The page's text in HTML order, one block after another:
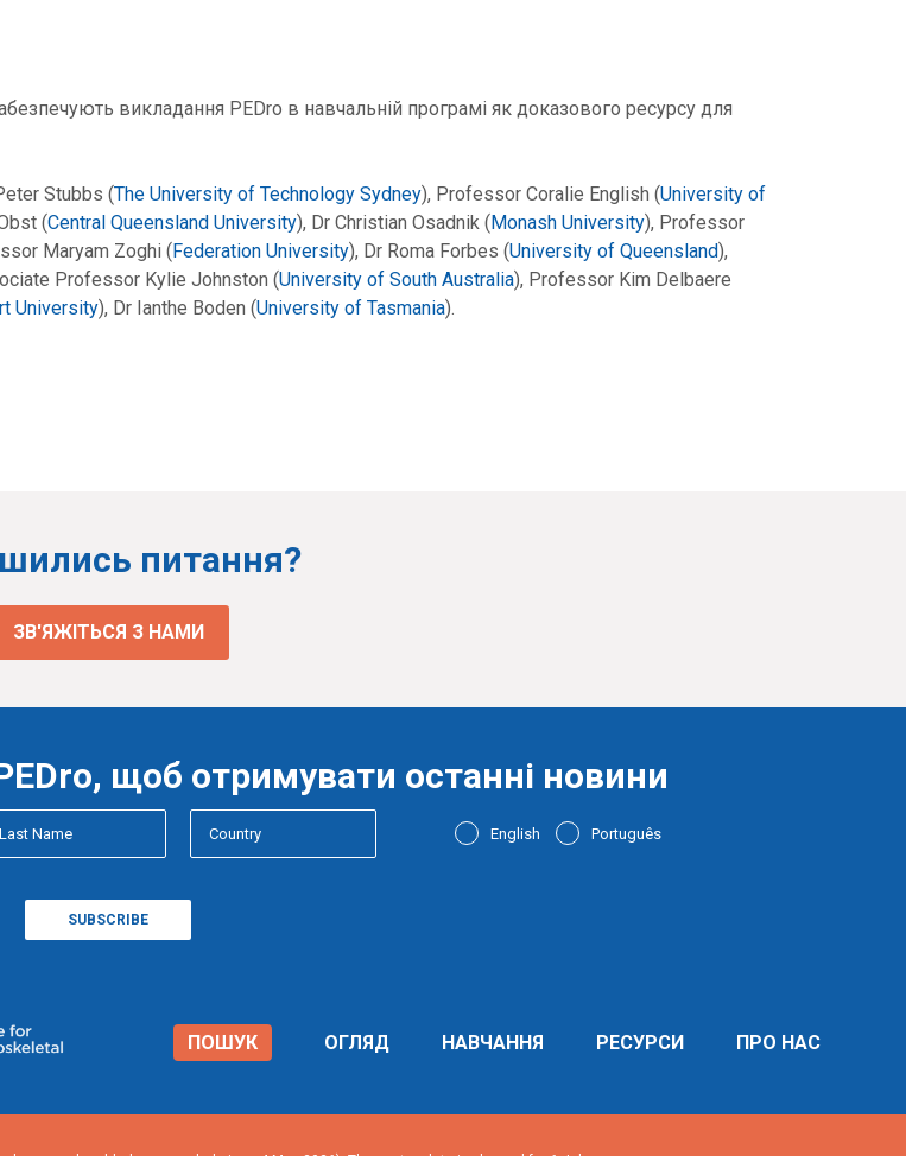
викладання PEDro в навчальній програмі як доказового ресурсу для
Stubbs (The University of Technology Sydney), Professor Coralie English (University of
(Central Queensland University), Dr Christian Osadnik (Monash University), Professor
Maryam Zoghi (Federation University), Dr Roma Forbes (University of Queensland),
Professor Kylie Johnston (University of South Australia), Professor Kim Delbaere
University), Dr Ianthe Boden (University of Tasmania).
питання?
ЗВ'ЯЖІТЬСЯ З НАМИ
щоб отримувати останні новини
English Português
ПОШУК ОГЛЯД НАВЧАННЯ РЕСУРСИ ПРО НАС